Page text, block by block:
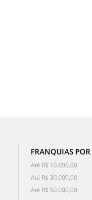
FRANQUIAS
Até R$ 10.000,00
Até R$ 30.000,00
Até R$ 50.000,00